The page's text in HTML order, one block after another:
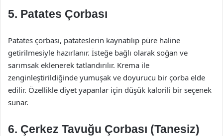
5. Patates Çorbası
Patates çorbası, patateslerin kaynatılıp püre haline
getirilmesiyle hazırlanır. İsteğe bağlı olarak soğan ve
sarımsak eklenerek tatlandırılır. Krema ile
zenginleştirildiğinde yumuşak ve doyurucu bir çorba elde
edilir. Özellikle diyet yapanlar için düşük kalorili bir seçenek
sunar.
6. Çerkez Tavuğu Çorbası (Tanesiz)